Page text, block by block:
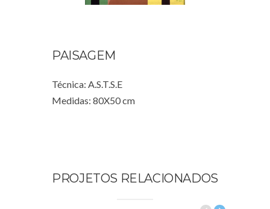
PAISAGEM
Técnica: A.S.T.S.E
Medidas: 80X50 cm
PROJETOS RELACIONADOS